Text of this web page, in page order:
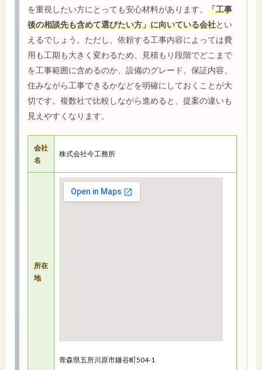
を重視したい方にとっても安心材料があります。 「工事
後の相談先も含めて選びたい方」に向いている会社とい
えるでしょう。ただし、依頼する工事内容によっては費
用も工期も大きく変わるため、見積もり段階でどこまで
を工事範囲に含めるのか、設備のグレード、保証内容、
住みながら工事できるかなどを明確にしておくことが大
切です。複数社で比較しながら進めると、提案の違いも
見えやすくなります。
会社
名
株式会社今工務所
所在
地
青森県五所川原市鎌谷町504-1